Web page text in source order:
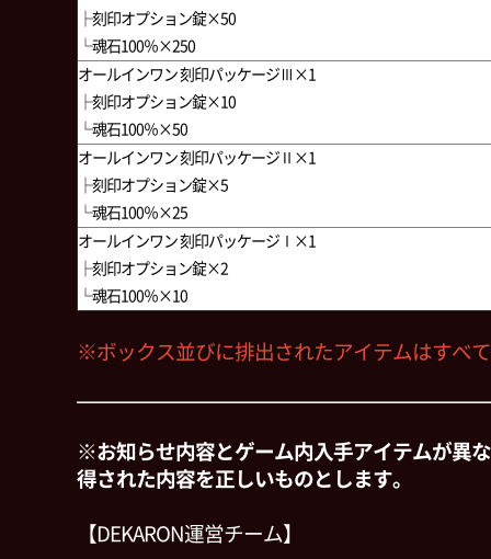
├刻印オプション錠×50
└魂石100％×250
オールインワン 刻印パッケージⅢ×1
├刻印オプション錠×10
└魂石100％×50
オールインワン 刻印パッケージⅡ×1
├刻印オプション錠×5
└魂石100％×25
オールインワン 刻印パッケージⅠ×1
├刻印オプション錠×2
└魂石100％×10
※ボックス並びに排出されたアイテムはすべ
※お知らせ内容とゲーム内入手アイテムが異
得された内容を正しいものとします。
【DEKARON運営チーム】